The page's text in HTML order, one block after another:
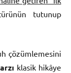
tutunup
çözümlemesini
klasik hikâye